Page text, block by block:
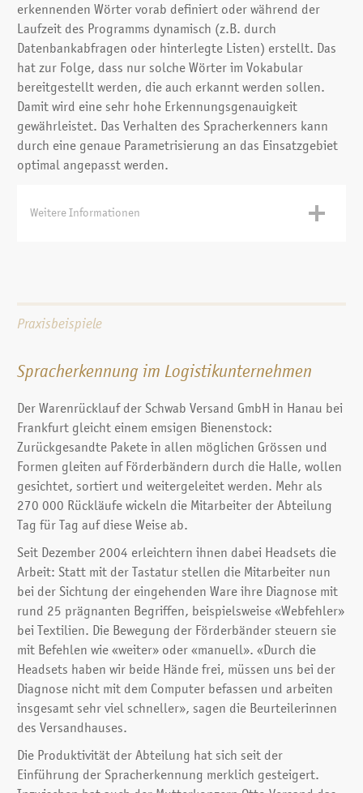
erkennenden Wörter vorab definiert oder während der
Laufzeit des Programms dynamisch (z.B. durch
Datenbankabfragen oder hinterlegte Listen) erstellt. Das
hat zur Folge, dass nur solche Wörter im Vokabular
bereitgestellt werden, die auch erkannt werden sollen.
Damit wird eine sehr hohe Erkennungsgenauigkeit
gewährleistet. Das Verhalten des Spracherkenners kann
durch eine genaue Parametrisierung an das Einsatzgebiet
optimal angepasst werden.
Weitere Informationen
der Erkennung beginnt, wenn der Sprecher in das
Hintergrundgeräusches überschritten wird. Dadurch kann
über das Mikrofon aufgenommen wird.
Zu jedem einzelnen Wort bzw. jeder Äusserung, die im
Vokabular definiert wird, kann einzeln bestimmt werden,
was im Falle einer Erkennung geschehen soll. Folgende
Möglichkeiten stehen zur Verfügung:
Übergabe des erkannten Wortes an die Zielapplikation
Übergabe einer beliebigen Tastaturfolge inkl.
Sondertasten an die Zielapplikation
Übergabe einer Kombination aus Zeichen- und
Tastaturfolge an die Zielapplikation
Ausführen eines Skriptes mit der Abfolge mehrer
Anweisungen
Ausführen eines SQL Kommandos in eine Datenbank
(Access, SQL Server, Oracle etc)
Weitere Funktionsmerkmale:
sprecherunabhängiges Spracherkennungssystem
(Einzelworttraining möglich)
Vokabularwechsel zur Laufzeit, z.B. bei Fensterwechsel
Praxisbeispiele
Spracherkennung im Logistikunternehmen
Der Warenrücklauf der Schwab Versand GmbH in Hanau bei
Frankfurt gleicht einem emsigen Bienenstock:
Zurückgesandte Pakete in allen möglichen Grössen und
Formen gleiten auf Förderbändern durch die Halle, wollen
gesichtet, sortiert und weitergeleitet werden. Mehr als
270 000 Rückläufe wickeln die Mitarbeiter der Abteilung
Tag für Tag auf diese Weise ab.
Seit Dezember 2004 erleichtern ihnen dabei Headsets die
Arbeit: Statt mit der Tastatur stellen die Mitarbeiter nun
bei der Sichtung der eingehenden Ware ihre Diagnose mit
rund 25 prägnanten Begriffen, beispielsweise «Webfehler»
bei Textilien. Die Bewegung der Förderbänder steuern sie
mit Befehlen wie «weiter» oder «manuell». «Durch die
Headsets haben wir beide Hände frei, müssen uns bei der
Diagnose nicht mit dem Computer befassen und arbeiten
insgesamt sehr viel schneller», sagen die Beurteilerinnen
des Versandhauses.
Die Produktivität der Abteilung hat sich seit der
Einführung der Spracherkennung merklich gesteigert.